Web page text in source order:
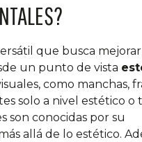
que busca
un punto de vista
como manchas,
solo a nivel estético o
son conocidas por su
allá de lo estético.